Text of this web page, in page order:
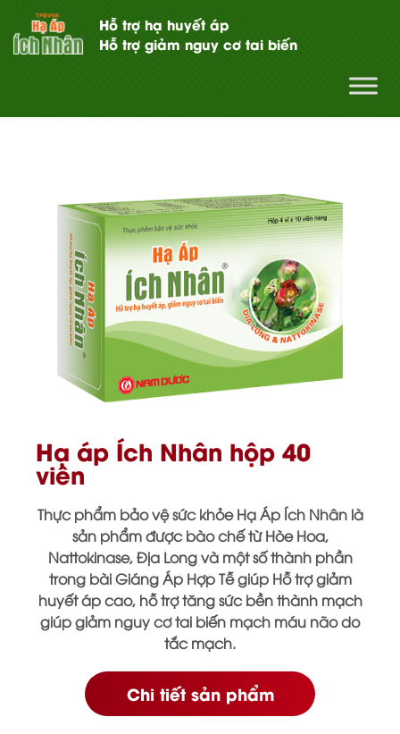
Hỗ trợ hạ huyết áp
Hỗ trợ giảm nguy cơ tai biến
Hạ áp Ích Nhân hộp 40
viên
Thực phẩm bảo vệ sức khỏe Hạ Áp Ích Nhân là
sản phẩm được bào chế từ Hòe Hoa,
Nattokinase, Địa Long và một số thành phần
trong bài Giáng Áp Hợp Tễ giúp Hỗ trợ giảm
huyết áp cao, hỗ trợ tăng sức bền thành mạch
giúp giảm nguy cơ tai biến mạch máu não do
tắc mạch.
Chi tiết sản phẩm